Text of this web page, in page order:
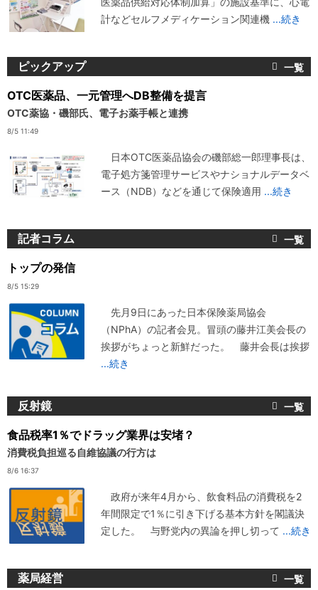
計などセルフメディケーション関連機 ...続き
ピックアップ
OTC医薬品、一元管理へDB整備を提言
OTC薬協・磯部氏、電子お薬手帳と連携
8/5 11:49
日本OTC医薬品協会の磯部総一郎理事長は、
電子処方箋管理サービスやナショナルデータベ
ース（NDB）などを通じて保険適用 ...続き
記者コラム
トップの発信
8/5 15:29
先月9日にあった日本保険薬局協会
（NPhA）の記者会見。冒頭の藤井江美会長の
挨拶がちょっと新鮮だった。 藤井会長は挨拶
...続き
反射鏡
食品税率1％でドラッグ業界は安堵？
消費税負担巡る自維協議の行方は
8/6 16:37
政府が来年4月から、飲食料品の消費税を2
年間限定で1％に引き下げる基本方針を閣議決
定した。 与野党内の異論を押し切って ...続き
薬局経営